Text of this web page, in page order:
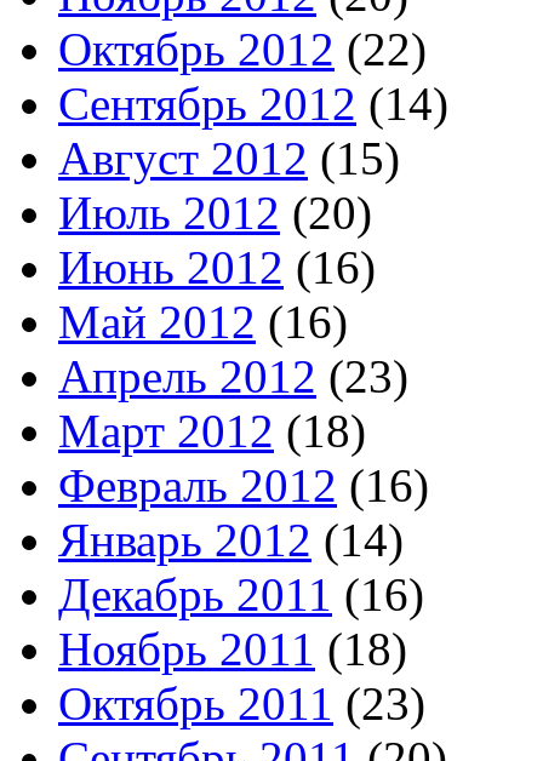
Октябрь 2012 (22)
Сентябрь 2012 (14)
Август 2012 (15)
Июль 2012 (20)
Июнь 2012 (16)
Май 2012 (16)
Апрель 2012 (23)
Март 2012 (18)
Февраль 2012 (16)
Январь 2012 (14)
Декабрь 2011 (16)
Ноябрь 2011 (18)
Октябрь 2011 (23)